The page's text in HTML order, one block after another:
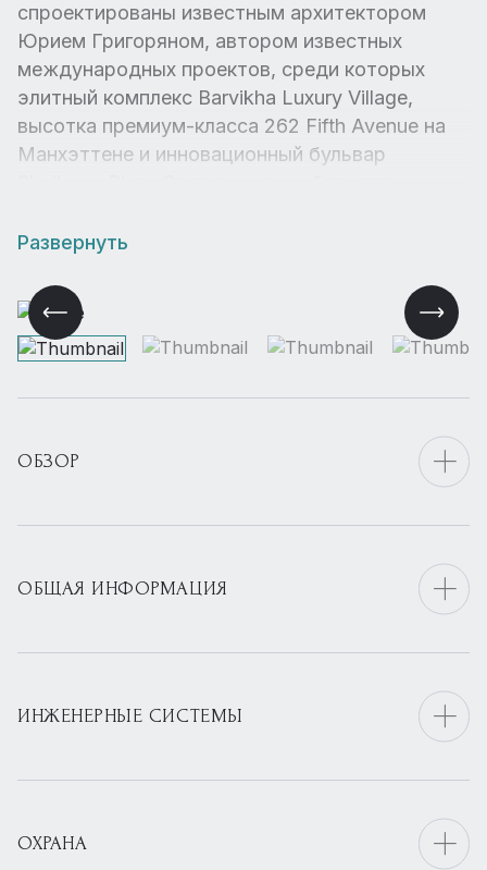
спроектированы известным архитектором
Юрием Григоряном, автором известных
международных проектов, среди которых
элитный комплекс Barvikha Luxury Village,
высотка премиум-класса 262 Fifth Avenue на
Манхэттене и инновационный бульвар
каждый день начинается с вида на воду, а
гармонии с природой.
Развернуть
ОБЗОР
ОБЩАЯ ИНФОРМАЦИЯ
ИНЖЕНЕРНЫЕ СИСТЕМЫ
ОХРАНА